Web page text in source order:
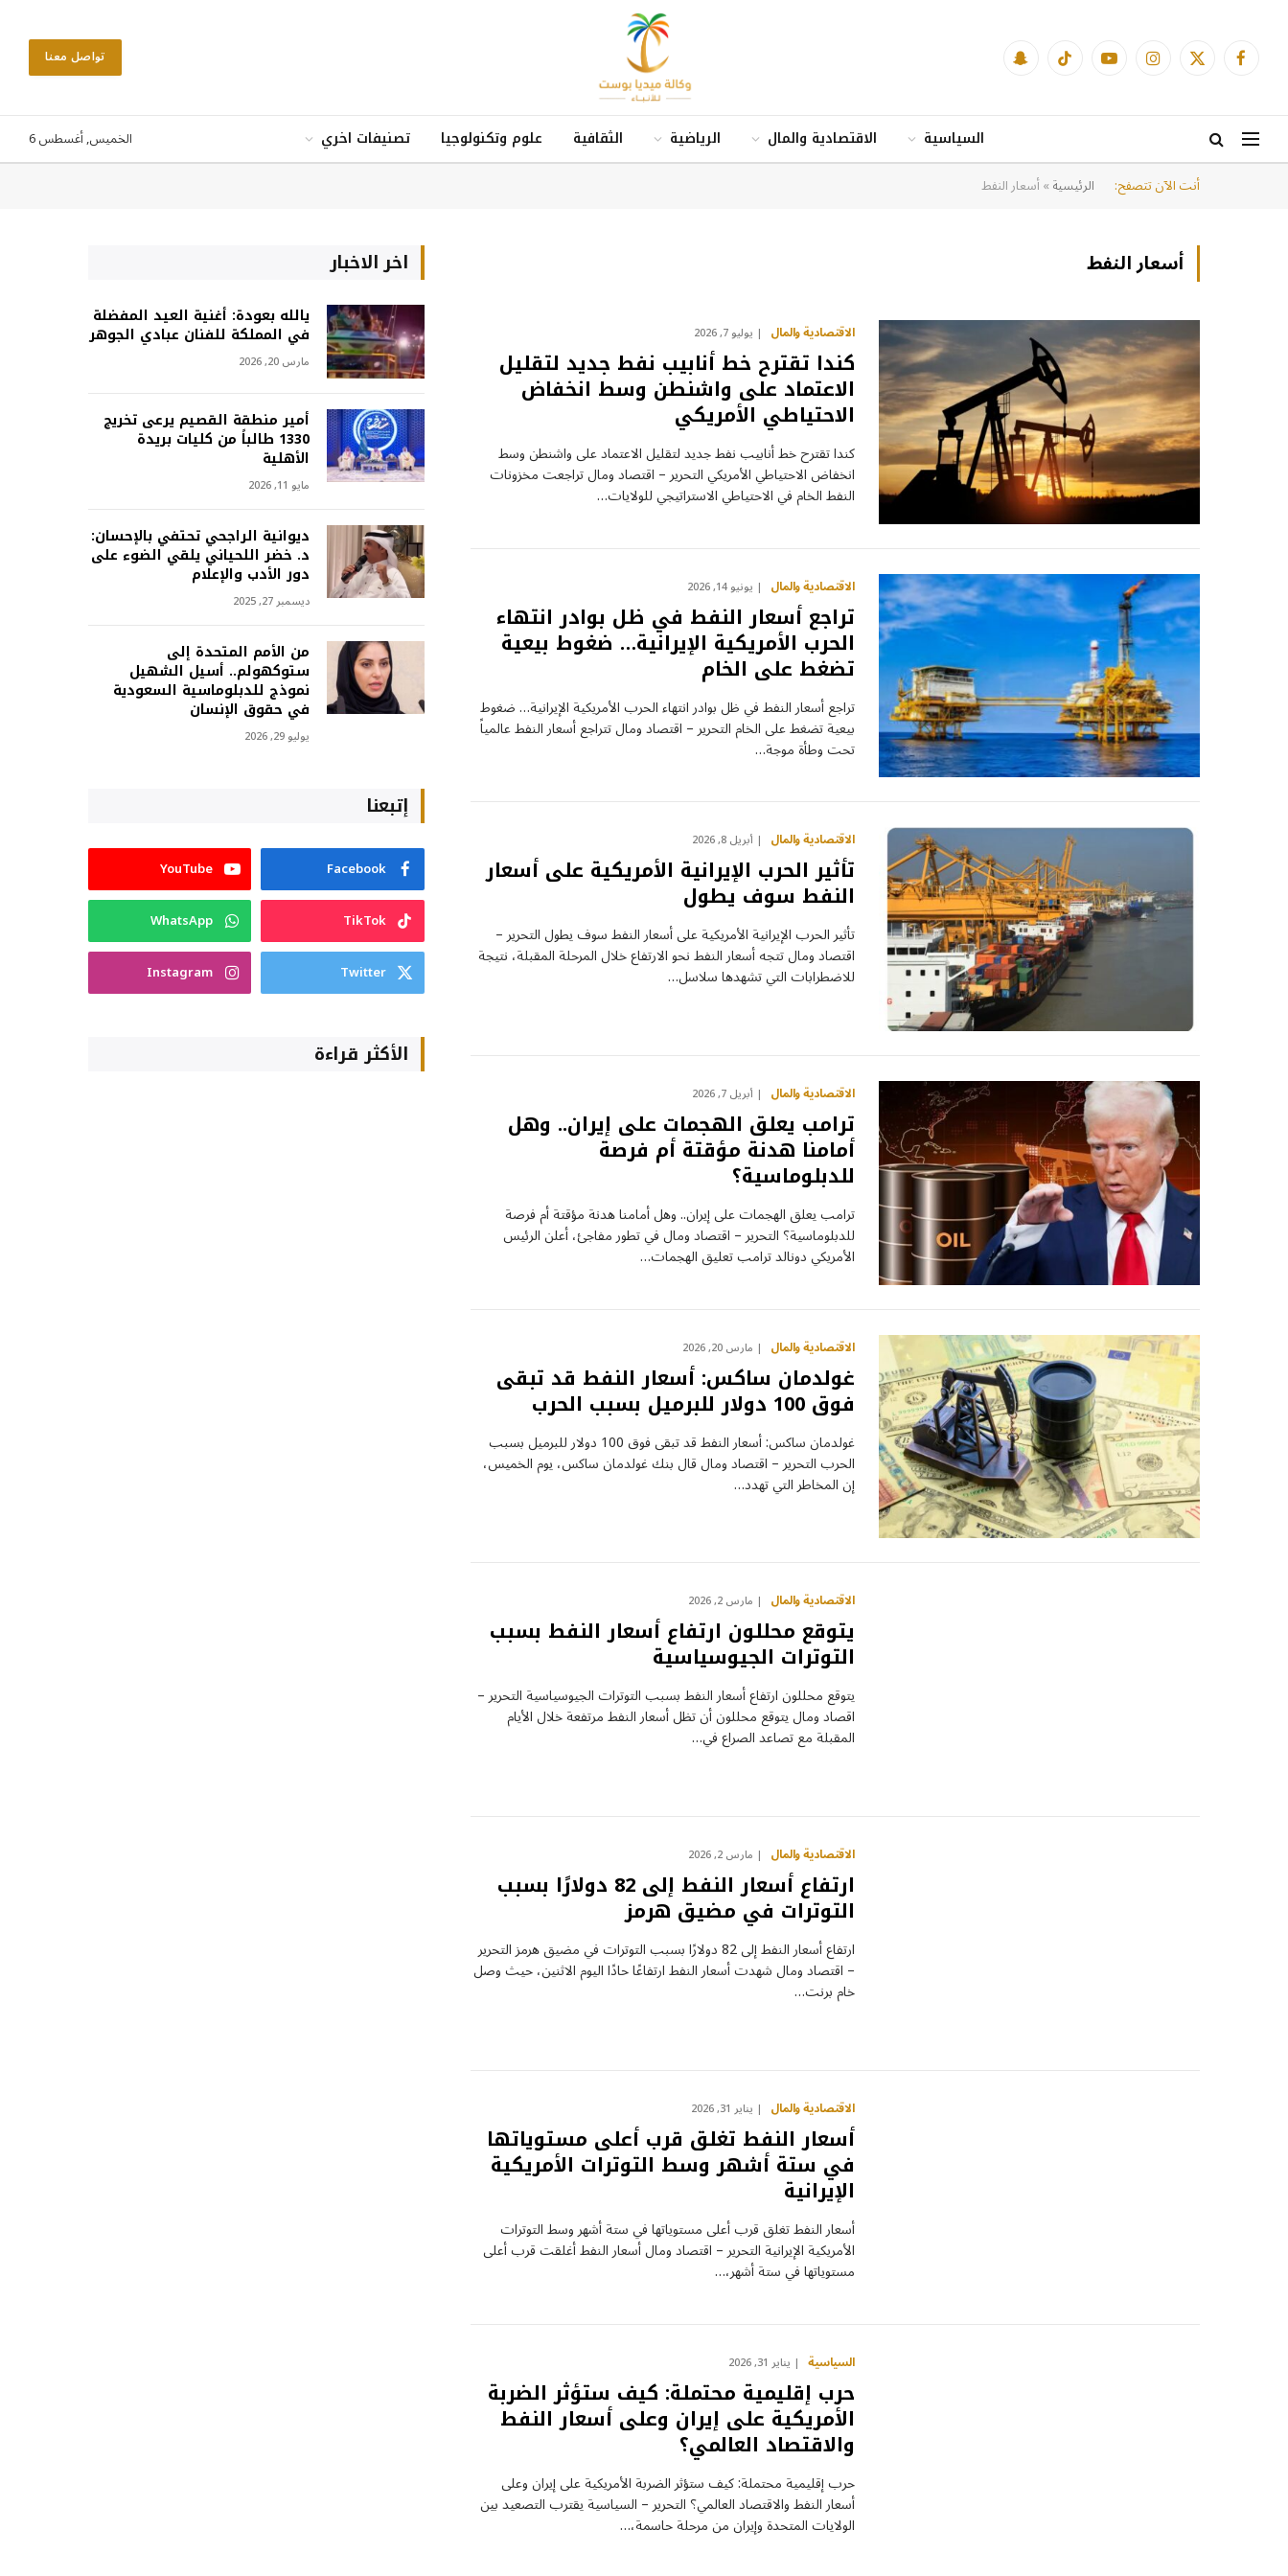
فيسبوكX الانستغراميوتيوب تيكتوك Snapchat تواصل معنا
السياسية الاقتصادية والمال الرياضية الثقافية علوم وتكنولوجيا تصنيفات اخري
الخميس, أغسطس 6
أنت الآن تتصفح:
الرئيسية»أسعار النفط
أسعار النفط
الاقتصادية والمال يوليو 7, 2026
كندا تقترح خط أنابيب نفط جديد لتقليل
الاعتماد على واشنطن وسط انخفاض
الاحتياطي الأمريكي
كندا تقترح خط أنابيب نفط جديد لتقليل الاعتماد على واشنطن وسط
انخفاض الاحتياطي الأمريكي التحرير – اقتصاد ومال تراجعت مخزونات
النفط الخام في الاحتياطي الاستراتيجي للولايات…
الاقتصادية والمال يونيو 14, 2026
تراجع أسعار النفط في ظل بوادر انتهاء
الحرب الأمريكية الإيرانية… ضغوط بيعية
تضغط على الخام
تراجع أسعار النفط في ظل بوادر انتهاء الحرب الأمريكية الإيرانية… ضغوط
بيعية تضغط على الخام التحرير – اقتصاد ومال تتراجع أسعار النفط عالمياً
تحت وطأة موجة…
الاقتصادية والمال أبريل 8, 2026
تأثير الحرب الإيرانية الأمريكية على أسعار
النفط سوف يطول
تأثير الحرب الإيرانية الأمريكية على أسعار النفط سوف يطول التحرير –
اقتصاد ومال تتجه أسعار النفط نحو الارتفاع خلال المرحلة المقبلة، نتيجة
للاضطرابات التي تشهدها سلاسل…
الاقتصادية والمال أبريل 7, 2026
ترامب يعلق الهجمات على إيران.. وهل
أمامنا هدنة مؤقتة أم فرصة
للدبلوماسية؟
ترامب يعلق الهجمات على إيران.. وهل أمامنا هدنة مؤقتة أم فرصة
للدبلوماسية؟ التحرير – اقتصاد ومال في تطور مفاجئ، أعلن الرئيس
الأمريكي دونالد ترامب تعليق الهجمات…
الاقتصادية والمال مارس 20, 2026
غولدمان ساكس: أسعار النفط قد تبقى
فوق 100 دولار للبرميل بسبب الحرب
غولدمان ساكس: أسعار النفط قد تبقى فوق 100 دولار للبرميل بسبب
الحرب التحرير – اقتصاد ومال قال بنك غولدمان ساكس، يوم الخميس،
إن المخاطر التي تهدد…
الاقتصادية والمال مارس 2, 2026
يتوقع محللون ارتفاع أسعار النفط بسبب
التوترات الجيوسياسية
يتوقع محللون ارتفاع أسعار النفط بسبب التوترات الجيوسياسية التحرير –
اقصاد ومال يتوقع محللون أن تظل أسعار النفط مرتفعة خلال الأيام
المقبلة مع تصاعد الصراع في…
الاقتصادية والمال مارس 2, 2026
ارتفاع أسعار النفط إلى 82 دولارًا بسبب
التوترات في مضيق هرمز
ارتفاع أسعار النفط إلى 82 دولارًا بسبب التوترات في مضيق هرمز التحرير
– اقتصاد ومال شهدت أسعار النفط ارتفاعًا حادًا اليوم الاثنين، حيث وصل
خام برنت…
الاقتصادية والمال يناير 31, 2026
أسعار النفط تغلق قرب أعلى مستوياتها
في ستة أشهر وسط التوترات الأمريكية
الإيرانية
أسعار النفط تغلق قرب أعلى مستوياتها في ستة أشهر وسط التوترات
الأمريكية الإيرانية التحرير – اقتصاد ومال أسعار النفط أغلقت قرب أعلى
مستوياتها في ستة أشهر،…
السياسية يناير 31, 2026
حرب إقليمية محتملة: كيف ستؤثر الضربة
الأمريكية على إيران وعلى أسعار النفط
والاقتصاد العالمي؟
حرب إقليمية محتملة: كيف ستؤثر الضربة الأمريكية على إيران وعلى
أسعار النفط والاقتصاد العالمي؟ التحرير – السياسية يقترب التصعيد بين
الولايات المتحدة وإيران من مرحلة حاسمة،…
اخر الاخبار
يالله بعودة: أغنية العيد المفضلة
في المملكة للفنان عبادي الجوهر
مارس 20, 2026
أمير منطقة القصيم يرعى تخريج
1330 طالباً من كليات بريدة
الأهلية
مايو 11, 2026
ديوانية الراجحي تحتفي بالإحسان:
د. خضر اللحياني يلقي الضوء على
دور الأدب والإعلام
ديسمبر 27, 2025
من الأمم المتحدة إلى
ستوكهولم.. أسيل الشهيل
نموذج للدبلوماسية السعودية
في حقوق الإنسان
يوليو 29, 2026
إتبعنا
Facebook
YouTube
TikTok
WhatsApp
Twitter
Instagram
الأكثر قراءة